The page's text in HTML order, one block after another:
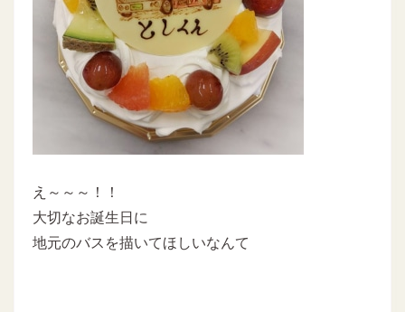
え～～～！！
大切なお誕生日に
地元のバスを描いてほしいなんて